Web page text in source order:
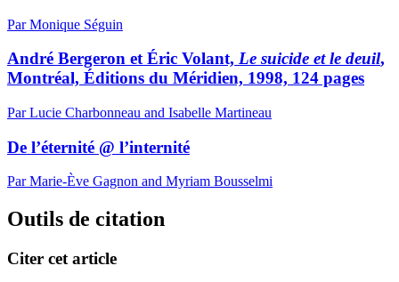
Par Monique Séguin
André Bergeron et Éric Volant, Le suicide et le deuil,
Montréal, Éditions du Méridien, 1998, 124 pages
Par Lucie Charbonneau and Isabelle Martineau
De l’éternité @ l’internité
Par Marie-Ève Gagnon and Myriam Bousselmi
Outils de citation
Citer cet article